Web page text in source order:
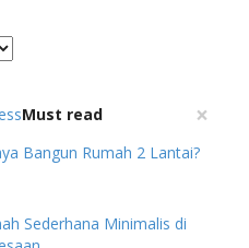
Must read ×
Bangun Rumah 2 Lantai?
Sederhana Minimalis di